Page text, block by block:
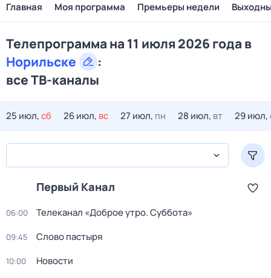
Главная Моя программа Премьеры недели
Телепрограмма на 11 июля 2026 года в
Норильске
:
все ТВ-каналы
25 июл,сб 26 июл, вс 27 июл, пн 28 июл, вт 29 июл,
Первый Канал
06:00 Телеканал «Доброе утро. Суббота»
09:45 Слово пастыря
10:00 Новости